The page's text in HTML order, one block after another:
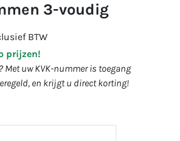
3-voudig
BTW
prijzen!
Met uw KVK-nummer is toegang
en krijgt u direct korting!